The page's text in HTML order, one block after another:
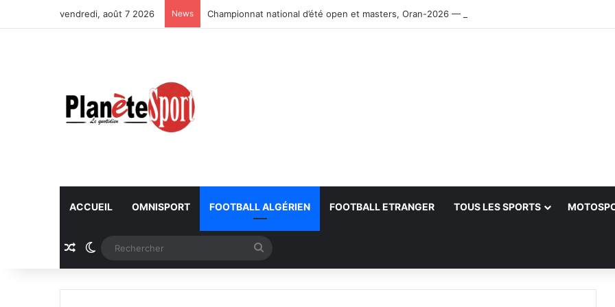
vendredi, août 7 2026 News Championnat national d’été open et masters, Oran-2026 — Le CRB s’adjuge le titre
ACCUEIL OMNISPORT FOOTBALL ALGÉRIEN FOOTBALL ETRANGER TOUS LES SPORTS
Article Aléatoire
Switch skin